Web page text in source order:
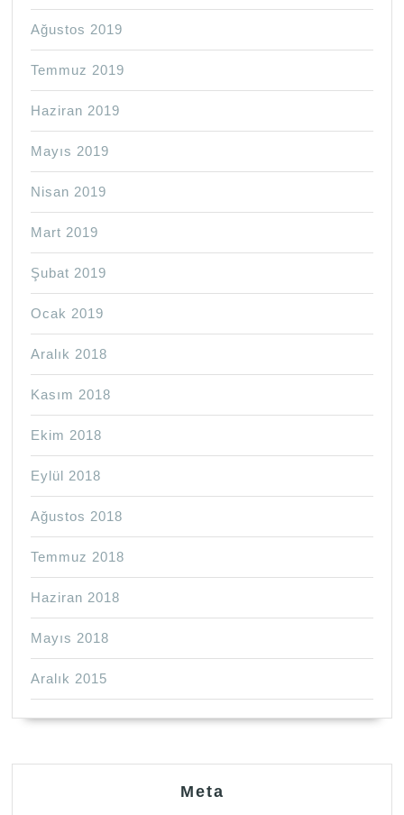
Ağustos 2019
Temmuz 2019
Haziran 2019
Mayıs 2019
Nisan 2019
Mart 2019
Şubat 2019
Ocak 2019
Aralık 2018
Kasım 2018
Ekim 2018
Eylül 2018
Ağustos 2018
Temmuz 2018
Haziran 2018
Mayıs 2018
Aralık 2015
Meta